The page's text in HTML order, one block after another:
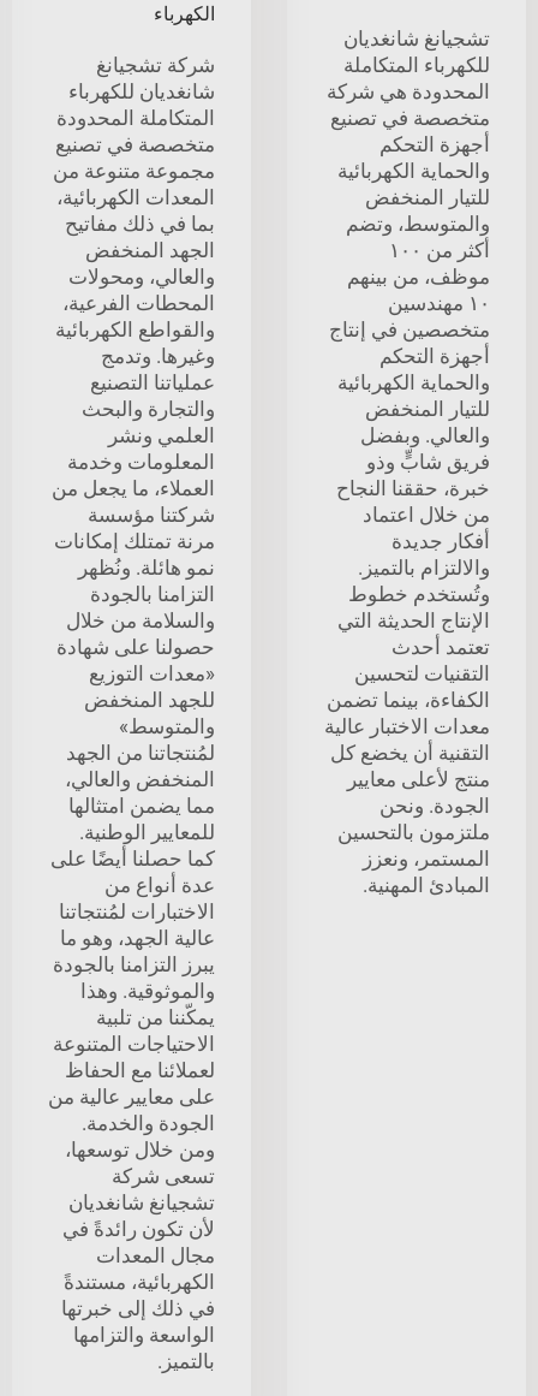
تشجيانغ شانغديان
للكهرباء المتكاملة
المحدودة هي شركة
متخصصة في تصنيع
أجهزة التحكم
والحماية الكهربائية
للتيار المنخفض
والمتوسط، وتضم
أكثر من ١٠٠
موظف، من بينهم
١٠ مهندسين
متخصصين في إنتاج
أجهزة التحكم
والحماية الكهربائية
للتيار المنخفض
والعالي. وبفضل
فريق شابٍّ وذو
خبرة، حققنا النجاح
من خلال اعتماد
أفكار جديدة
والالتزام بالتميز.
وتُستخدم خطوط
الإنتاج الحديثة التي
تعتمد أحدث
التقنيات لتحسين
الكفاءة، بينما تضمن
معدات الاختبار عالية
التقنية أن يخضع كل
منتج لأعلى معايير
الجودة. ونحن
ملتزمون بالتحسين
المستمر، ونعزز
المبادئ المهنية.
الكهرباء
شركة تشجيانغ
شانغديان للكهرباء
المتكاملة المحدودة
متخصصة في تصنيع
مجموعة متنوعة من
المعدات الكهربائية،
بما في ذلك مفاتيح
الجهد المنخفض
والعالي، ومحولات
المحطات الفرعية،
والقواطع الكهربائية
وغيرها. وتدمج
عملياتنا التصنيع
والتجارة والبحث
العلمي ونشر
المعلومات وخدمة
العملاء، ما يجعل من
شركتنا مؤسسة
مرنة تمتلك إمكانات
نمو هائلة. ونُظهر
التزامنا بالجودة
والسلامة من خلال
حصولنا على شهادة
«معدات التوزيع
للجهد المنخفض
والمتوسط»
لمُنتجاتنا من الجهد
المنخفض والعالي،
مما يضمن امتثالها
للمعايير الوطنية.
كما حصلنا أيضًا على
عدة أنواع من
الاختبارات لمُنتجاتنا
عالية الجهد، وهو ما
يبرز التزامنا بالجودة
والموثوقية. وهذا
يمكّننا من تلبية
الاحتياجات المتنوعة
لعملائنا مع الحفاظ
على معايير عالية من
الجودة والخدمة.
ومن خلال توسعها،
تسعى شركة
تشجيانغ شانغديان
لأن تكون رائدةً في
مجال المعدات
الكهربائية، مستندةً
في ذلك إلى خبرتها
الواسعة والتزامها
بالتميز.